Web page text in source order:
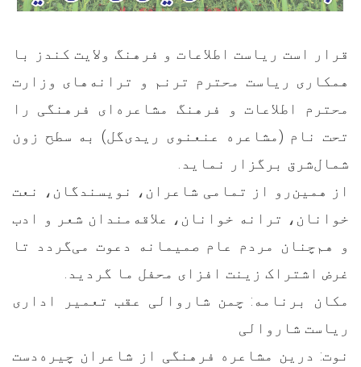
قرار است ریاست اطلاعات و فرهنگ ولایت کندز با
همکاری ریاست محترم ترنم و ترانه‌های وزارت
محترم اطلاعات و فرهنگ مشاعره‌ای فرهنگی را
تحت نام (مشاعره عنعنوی ریدی‌گل) به سطح زون
شمال‌شرق برگزار نماید.
از همین‌رو از تمامی شاعران، نویسندگان، نعت
خوانان، ترانه خوانان، علاقه‌مندان شعر و ادب
و هم‌چنان مردم عام صمیمانه دعوت می‌گردد تا
غرض اشتراک زینت افزای محفل ما گردید.
مکان برنامه: چمن شاروالی عقب تعمیر اداری
ریاست شاروالی
نوت: درین مشاعره فرهنگی از شاعران چیره‌دست